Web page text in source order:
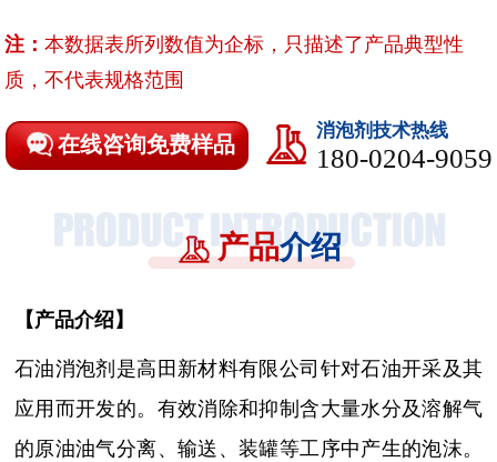
注：本数据表所列数值为企标，只描述了产品典型性
质，不代表规格范围
在线咨询免费样品
消泡剂技术热线
180-0204-9059
产品介绍
【产品介绍】
石油消泡剂是高田新材料有限公司针对石油开采及其
应用而开发的。有效消除和抑制含大量水分及溶解气
的原油油气分离、输送、装罐等工序中产生的泡沫。